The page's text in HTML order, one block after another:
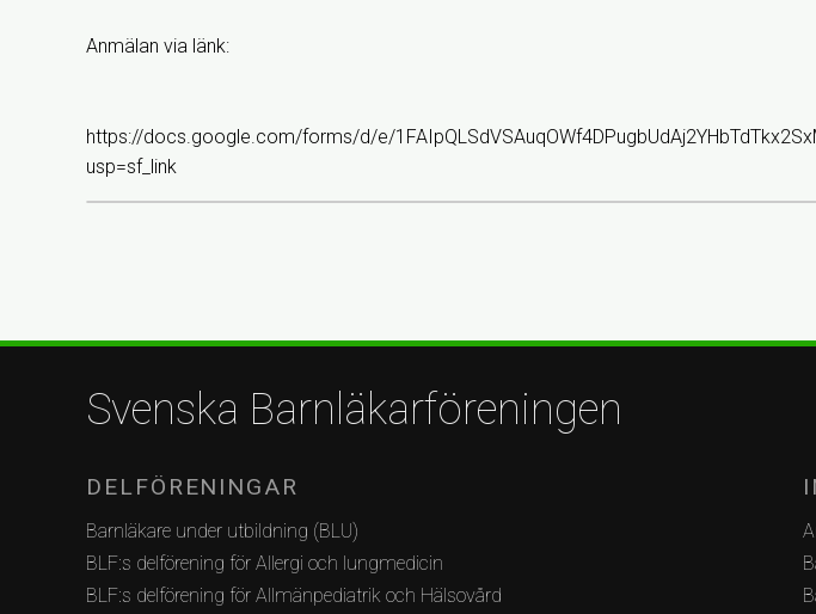
Anmälan via länk:
https://docs.google.com/forms/d/e/
usp=sf_link
Svenska Barnläkarföreningen
DELFÖRENINGAR
Barnläkare under utbildning (BLU)
BLF:s delförening för Allergi och lungmedicin
BLF:s delförening för Allmänpediatrik och Hälsovård